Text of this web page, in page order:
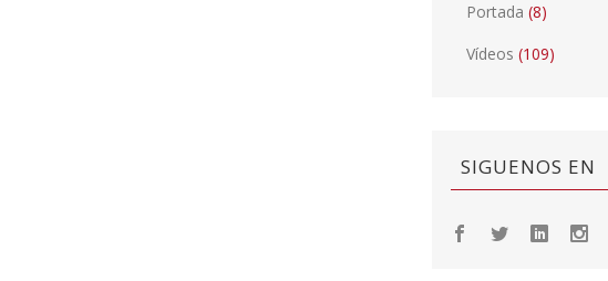
Portada (8)
Vídeos (109)
SIGUENOS EN